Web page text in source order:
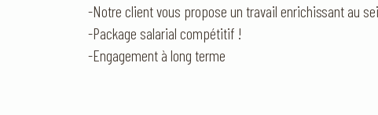
-Notre client vous propose un travail enrichissant au
-Package salarial compétitif !
-Engagement à long terme